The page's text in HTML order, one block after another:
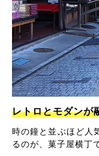
レトロとモダンが
時の鐘と並ぶほど人
るのが、菓子屋横丁